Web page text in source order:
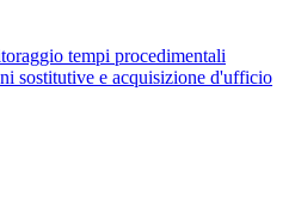
tempi procedimentali
sostitutive e acquisizione d'ufficio